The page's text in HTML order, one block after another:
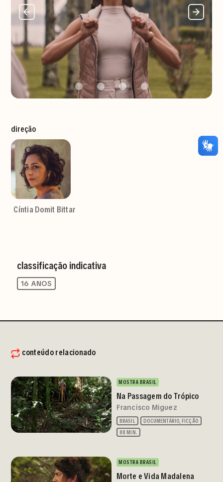
direção
Cíntia Domit Bittar
classificação indicativa
16 ANOS
conteúdo relacionado
MOSTRA BRASIL
Na Passagem do Trópico
Francisco Miguez
BRASIL
DOCUMENTÁRIO, FICÇÃO
88 MIN.
MOSTRA BRASIL
Morte e Vida Madalena